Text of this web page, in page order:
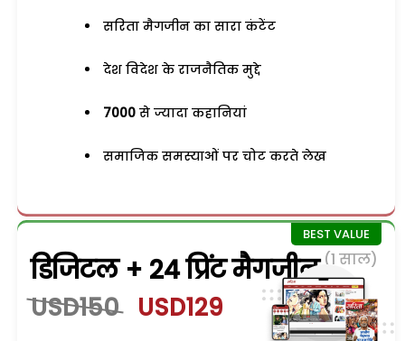
सरिता मैगजीन का सारा कंटेंट
देश विदेश के राजनैतिक मुद्दे
7000 से ज्यादा कहानियां
समाजिक समस्याओं पर चोट करते लेख
डिजिटल + 24 प्रिंट मैगजीन (1 साल)
USD150 USD129